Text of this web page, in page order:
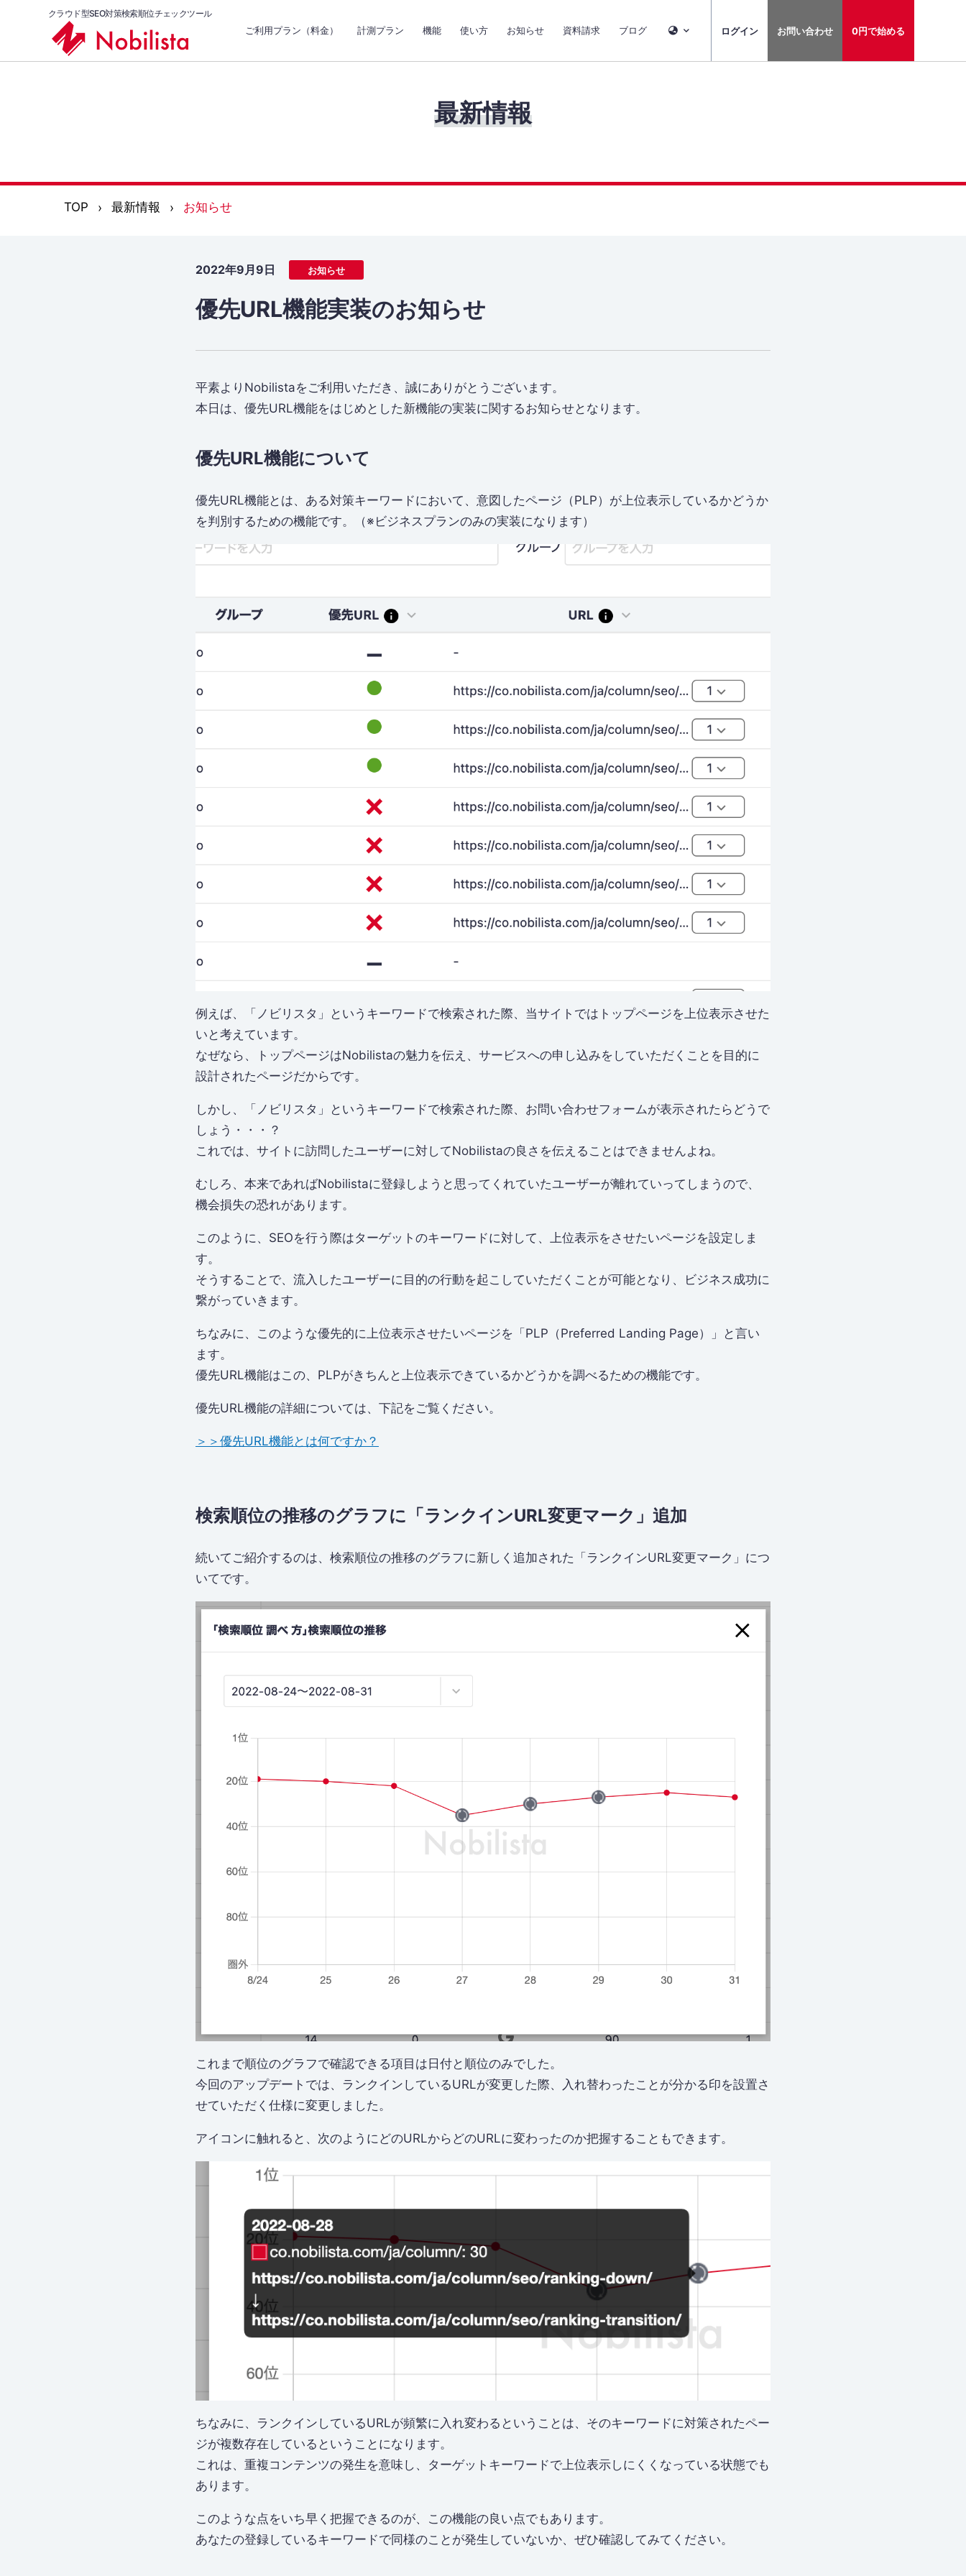
クラウド型SEO対策検索順位チェックツール
ご利用プラン（料金） 計測プラン 機能 使い方 お知らせ 資料請求 ブログ ログイン お問い合わせ 0円で始める
最新情報
TOP 最新情報 お知らせ
2022年9月9日 お知らせ
優先URL機能実装のお知らせ
平素よりNobilistaをご利用いただき、誠にありがとうございます。
本日は、優先URL機能をはじめとした新機能の実装に関するお知らせとなります。
優先URL機能について
優先URL機能とは、ある対策キーワードにおいて、意図したページ（PLP）が上位表示しているかどうか
を判別するための機能です。（※ビジネスプランのみの実装になります）
例えば、「ノビリスタ」というキーワードで検索された際、当サイトではトップページを上位表示させた
いと考えています。
なぜなら、トップページはNobilistaの魅力を伝え、サービスへの申し込みをしていただくことを目的に
設計されたページだからです。
しかし、「ノビリスタ」というキーワードで検索された際、お問い合わせフォームが表示されたらどうで
しょう・・・？
これでは、サイトに訪問したユーザーに対してNobilistaの良さを伝えることはできませんよね。
むしろ、本来であればNobilistaに登録しようと思ってくれていたユーザーが離れていってしまうので、
機会損失の恐れがあります。
このように、SEOを行う際はターゲットのキーワードに対して、上位表示をさせたいページを設定しま
す。
そうすることで、流入したユーザーに目的の行動を起こしていただくことが可能となり、ビジネス成功に
繋がっていきます。
ちなみに、このような優先的に上位表示させたいページを「PLP（Preferred Landing Page）」と言い
ます。
優先URL機能はこの、PLPがきちんと上位表示できているかどうかを調べるための機能です。
優先URL機能の詳細については、下記をご覧ください。
＞＞優先URL機能とは何ですか？
検索順位の推移のグラフに「ランクインURL変更マーク」追加
続いてご紹介するのは、検索順位の推移のグラフに新しく追加された「ランクインURL変更マーク」につ
いてです。
これまで順位のグラフで確認できる項目は日付と順位のみでした。
今回のアップデートでは、ランクインしているURLが変更した際、入れ替わったことが分かる印を設置さ
せていただく仕様に変更しました。
アイコンに触れると、次のようにどのURLからどのURLに変わったのか把握することもできます。
ちなみに、ランクインしているURLが頻繁に入れ変わるということは、そのキーワードに対策されたペー
ジが複数存在しているということになります。
これは、重複コンテンツの発生を意味し、ターゲットキーワードで上位表示しにくくなっている状態でも
あります。
このような点をいち早く把握できるのが、この機能の良い点でもあります。
あなたの登録しているキーワードで同様のことが発生していないか、ぜひ確認してみてください。